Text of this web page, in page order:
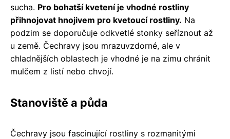
sucha. Pro bohatší kvetení je vhodné rostliny
přihnojovat hnojivem pro kvetoucí rostliny. Na
podzim se doporučuje odkvetlé stonky seříznout až
u země. Čechravy jsou mrazuvzdorné, ale v
chladnějších oblastech je vhodné je na zimu chránit
mulčem z listí nebo chvojí.
Stanoviště a půda
Čechravy jsou fascinující rostliny s rozmanitými